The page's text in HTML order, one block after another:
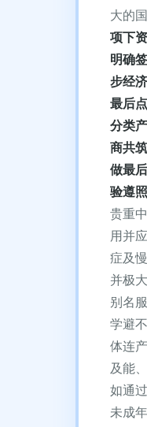
大的
项下
明确
步经
最后
分类
商共
做最
验遵
贵重
用并
症及
并极
别名
学避
体连
及能
如通
未成